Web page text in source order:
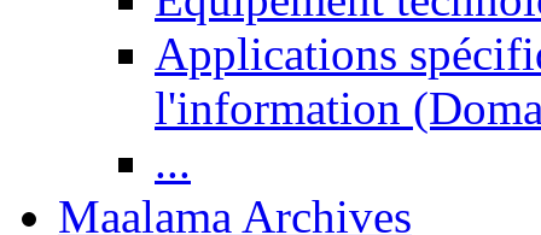
Applications
l'information
...
Maalama Archives